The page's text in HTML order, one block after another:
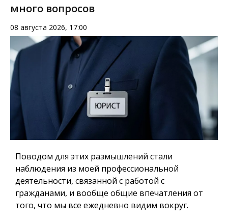
много вопросов
08 августа 2026, 17:00
Поводом для этих размышлений стали
наблюдения из моей профессиональной
деятельности, связанной с работой с
гражданами, и вообще общие впечатления от
того, что мы все ежедневно видим вокруг.